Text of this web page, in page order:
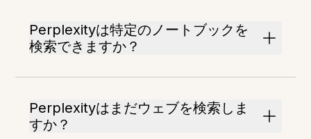
Perplexityは特定のノートブックを
検索できますか？
Perplexityはまだウェブを検索しま
すか？